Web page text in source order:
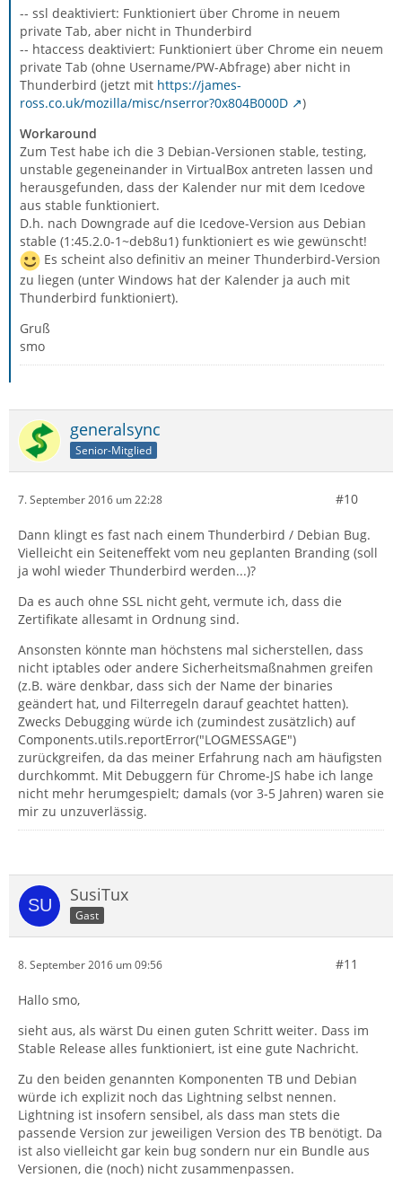
-- ssl deaktiviert: Funktioniert über Chrome in neuem
private Tab, aber nicht in Thunderbird
-- htaccess deaktiviert: Funktioniert über Chrome ein neuem
private Tab (ohne Username/PW-Abfrage) aber nicht in
Thunderbird (jetzt mit https://james-
ross.co.uk/mozilla/misc/nserror?0x804B000D
)
Workaround
Zum Test habe ich die 3 Debian-Versionen stable, testing,
unstable gegeneinander in VirtualBox antreten lassen und
herausgefunden, dass der Kalender nur mit dem Icedove
aus stable funktioniert.
D.h. nach Downgrade auf die Icedove-Version aus Debian
stable (1:45.2.0-1~deb8u1) funktioniert es wie gewünscht!
Es scheint also definitiv an meiner Thunderbird-Version
zu liegen (unter Windows hat der Kalender ja auch mit
Thunderbird funktioniert).
Gruß
smo
generalsync
Senior-Mitglied
7. September 2016 um 22:28 #10
Dann klingt es fast nach einem Thunderbird / Debian Bug.
Vielleicht ein Seiteneffekt vom neu geplanten Branding (soll
ja wohl wieder Thunderbird werden...)?
Da es auch ohne SSL nicht geht, vermute ich, dass die
Zertifikate allesamt in Ordnung sind.
Ansonsten könnte man höchstens mal sicherstellen, dass
nicht iptables oder andere Sicherheitsmaßnahmen greifen
(z.B. wäre denkbar, dass sich der Name der binaries
geändert hat, und Filterregeln darauf geachtet hatten).
Zwecks Debugging würde ich (zumindest zusätzlich) auf
Components.utils.reportError("LOGMESSAGE")
zurückgreifen, da das meiner Erfahrung nach am häufigsten
durchkommt. Mit Debuggern für Chrome-JS habe ich lange
nicht mehr herumgespielt; damals (vor 3-5 Jahren) waren sie
mir zu unzuverlässig.
SusiTux
Gast
8. September 2016 um 09:56 #11
Hallo smo,
sieht aus, als wärst Du einen guten Schritt weiter. Dass im
Stable Release alles funktioniert, ist eine gute Nachricht.
Zu den beiden genannten Komponenten TB und Debian
würde ich explizit noch das Lightning selbst nennen.
Lightning ist insofern sensibel, als dass man stets die
passende Version zur jeweiligen Version des TB benötigt. Da
ist also vielleicht gar kein bug sondern nur ein Bundle aus
Versionen, die (noch) nicht zusammenpassen.